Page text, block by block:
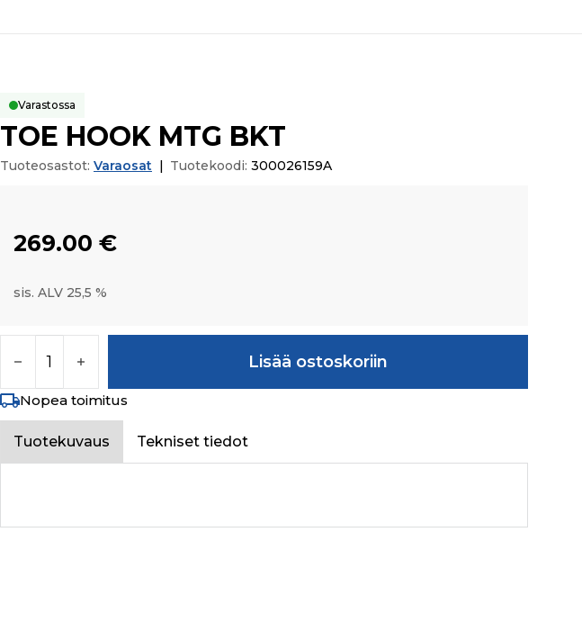
Varastossa
TOE HOOK MTG BKT
Tuoteosastot: Varaosat | Tuotekoodi: 300026159A
269.00 €
sis. ALV 25,5 %
Lisää ostoskoriin
Nopea toimitus
Tuotekuvaus Tekniset tiedot